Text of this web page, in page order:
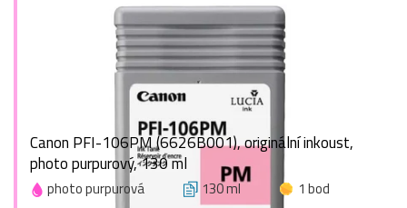
Canon PFI-106PM (6626B001), originální inkoust,
photo purpurový, 130 ml
photo purpurová 130 ml
1 bod